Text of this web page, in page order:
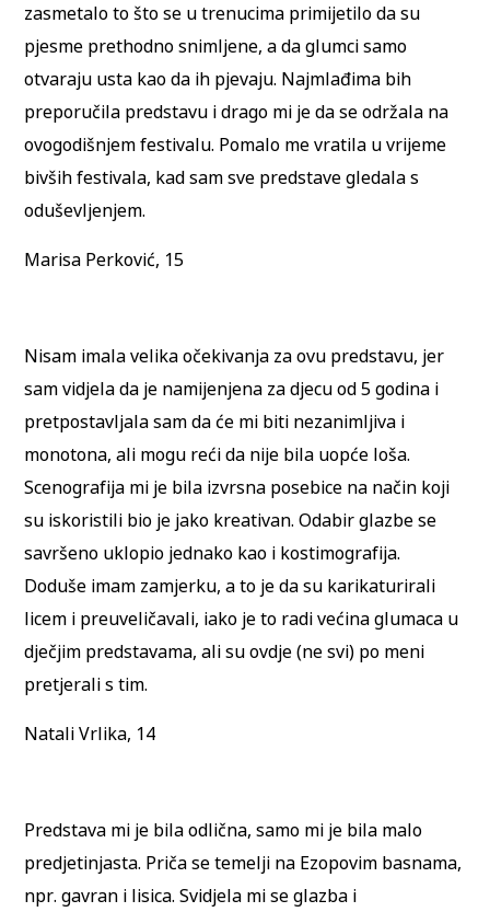
zasmetalo to što se u trenucima primijetilo da su
pjesme prethodno snimljene, a da glumci samo
otvaraju usta kao da ih pjevaju. Najmlađima bih
preporučila predstavu i drago mi je da se održala na
ovogodišnjem festivalu. Pomalo me vratila u vrijeme
bivših festivala, kad sam sve predstave gledala s
oduševljenjem.
Marisa Perković, 15
Nisam imala velika očekivanja za ovu predstavu, jer
sam vidjela da je namijenjena za djecu od 5 godina i
pretpostavljala sam da će mi biti nezanimljiva i
monotona, ali mogu reći da nije bila uopće loša.
Scenografija mi je bila izvrsna posebice na način koji
su iskoristili bio je jako kreativan. Odabir glazbe se
savršeno uklopio jednako kao i kostimografija.
Doduše imam zamjerku, a to je da su karikaturirali
licem i preuveličavali, iako je to radi većina glumaca u
dječjim predstavama, ali su ovdje (ne svi) po meni
pretjerali s tim.
Natali Vrlika, 14
Predstava mi je bila odlična, samo mi je bila malo
predjetinjasta. Priča se temelji na Ezopovim basnama,
npr. gavran i lisica. Svidjela mi se glazba i